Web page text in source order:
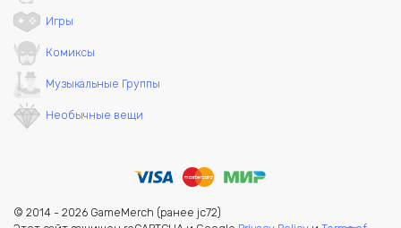
Игры
Комиксы
Музыкальные Группы
Необычные вещи
© 2014 - 2026 GameMerch (ранее jc72)